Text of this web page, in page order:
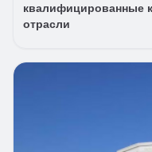
квалифицированные
отрасли